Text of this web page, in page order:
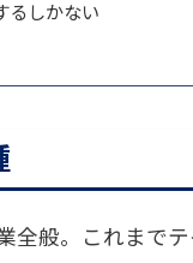
るしかない
全般。これまで